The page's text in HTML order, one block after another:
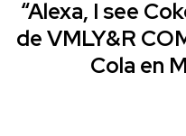
“Alexa, I see
de VMLY&R
Cola en